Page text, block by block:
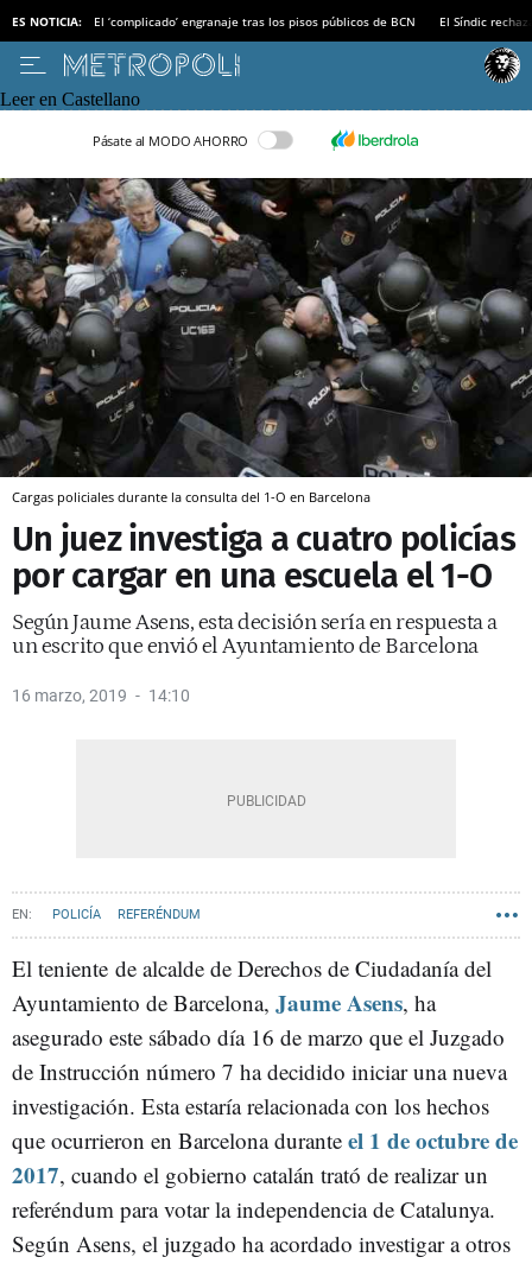
ES NOTICIA: El ‘complicado’ engranaje tras los pisos públicos de BCN El Síndic
Leer en Castellano
Pásate al MODO AHORRO
Cargas policiales durante la consulta del 1-O en Barcelona
Un juez investiga a cuatro policías
por cargar en una escuela el 1-O
Según Jaume Asens, esta decisión sería en respuesta a
un escrito que envió el Ayuntamiento de Barcelona
16 marzo, 2019 14:10
POLICÍA REFERÉNDUM
El teniente de alcalde de Derechos de Ciudadanía del
Ayuntamiento de Barcelona, Jaume Asens, ha
asegurado este sábado día 16 de marzo que el Juzgado
de Instrucción número 7 ha decidido iniciar una nueva
investigación. Esta estaría relacionada con los hechos
que ocurrieron en Barcelona durante el 1 de octubre de
2017, cuando el gobierno catalán trató de realizar un
referéndum para votar la independencia de Catalunya.
Según Asens, el juzgado ha acordado investigar a otros